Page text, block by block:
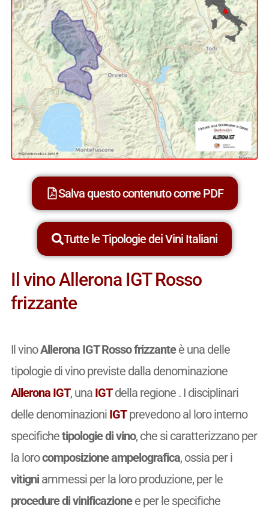
Salva questo contenuto come PDF
Tutte le Tipologie dei Vini Italiani
Il vino Allerona IGT Rosso
frizzante
Il vinoAllerona IGT Rosso frizzanteè una delle
tipologie di vino previste dalla denominazione
Allerona IGT, una IGTdella regione . I disciplinari
delle denominazioni IGTprevedono al loro interno
specifichetipologie di vino, che si caratterizzano per
la lorocomposizione ampelografica, ossia per i
vitigniammessi per la loro produzione, per le
procedure di vinificazionee per le specifiche